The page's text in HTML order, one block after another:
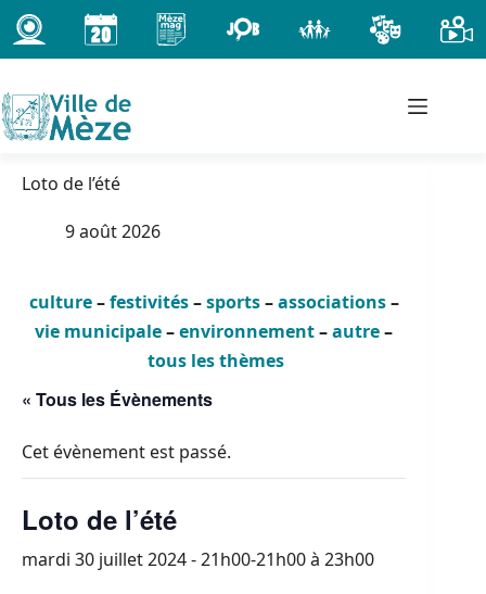
Passer
au
contenu
Loto de l’été
9 août 2026
culture–festivités–sports–associations–
vie municipale–environnement–autre–
tous les thèmes
« Tous les Évènements
Cet évènement est passé.
Loto de l’été
mardi 30 juillet 2024 - 21h00-21h00à 23h00